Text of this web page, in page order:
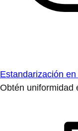
Estandarización
Obtén uniformidad